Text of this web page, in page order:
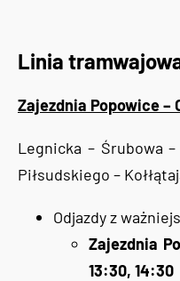
Linia
Zajezdnia Popowice –
Legnicka – Śrubowa
Piłsudskiego –
Odjazdy z
Zajezdnia
13:30, 14:30